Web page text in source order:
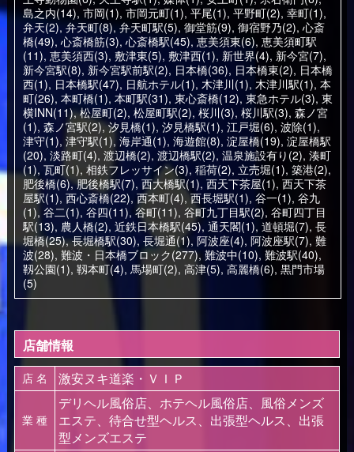
島之内(14), 市岡(1), 市岡元町(1), 平尾(1), 平野町(2), 幸町(1),
弁天(2), 弁天町(8), 弁天町駅(5), 御堂筋(9), 御宿野乃(2), 心斎
橋(49), 心斎橋筋(3), 心斎橋駅(45), 恵美須東(6), 恵美須町駅
(11), 恵美須西(3), 敷津東(5), 敷津西(1), 新世界(4), 新今宮(7),
新今宮駅(8), 新今宮駅前駅(2), 日本橋(36), 日本橋東(2), 日本橋
西(1), 日本橋駅(47), 日航ホテル(1), 木津川(1), 木津川駅(1), 本
町(26), 本町橋(1), 本町駅(31), 東心斎橋(12), 東急ホテル(3), 東
横INN(11),松屋町(2), 松屋町駅(2), 桜川(3), 桜川駅(3), 森ノ宮
(1), 森ノ宮駅(2),汐見橋(1), 汐見橋駅(1), 江戸堀(6), 波除(1),
津守(1), 津守駅(1), 海岸通(1), 海遊館(8), 淀屋橋(19), 淀屋橋駅
(20), 淡路町(4), 渡辺橋(2), 渡辺橋駅(2), 温泉施設有り(2), 湊町
(1), 瓦町(1), 相鉄フレッサイン(3), 稲荷(2), 立売堀(1), 築港(2),
肥後橋(6),肥後橋駅(7), 西大橋駅(1), 西天下茶屋(1), 西天下茶
屋駅(1), 西心斎橋(22), 西本町(4),西長堀駅(1), 谷一(1), 谷九
(1), 谷二(1), 谷四(11), 谷町(11), 谷町九丁目駅(2), 谷町四丁目
駅(13), 農人橋(2), 近鉄日本橋駅(45), 通天閣(1), 道頓堀(7), 長
堀橋(25),長堀橋駅(30), 長堀通(1), 阿波座(4), 阿波座駅(7), 難
波(28), 難波・日本橋ブロック(277), 難波中(10), 難波駅(40),
靱公園(1), 靱本町(4), 馬場町(2), 高津(5), 高麗橋(6), 黒門市場
(5)
店舗情報
店 名 激安ヌキ道楽・ＶＩＰ
業 種
デリヘル風俗店、ホテヘル風俗店、風俗メンズ
エステ、待合せ型ヘルス、出張型ヘルス、出張
型メンズエステ